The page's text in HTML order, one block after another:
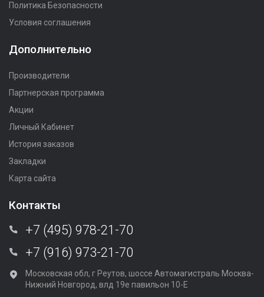
Политика Безопасности
Условия соглашения
Дополнительно
Производители
Партнерская программа
Акции
Личный Кабинет
История заказов
Закладки
Карта сайта
Контакты
+7 (495) 978-21-70
+7 (916) 973-21-70
Московская обл, г Реутов, шоссе Автомагистраль Москва-
Нижний Новгород, влд 19е павильон 10-Е